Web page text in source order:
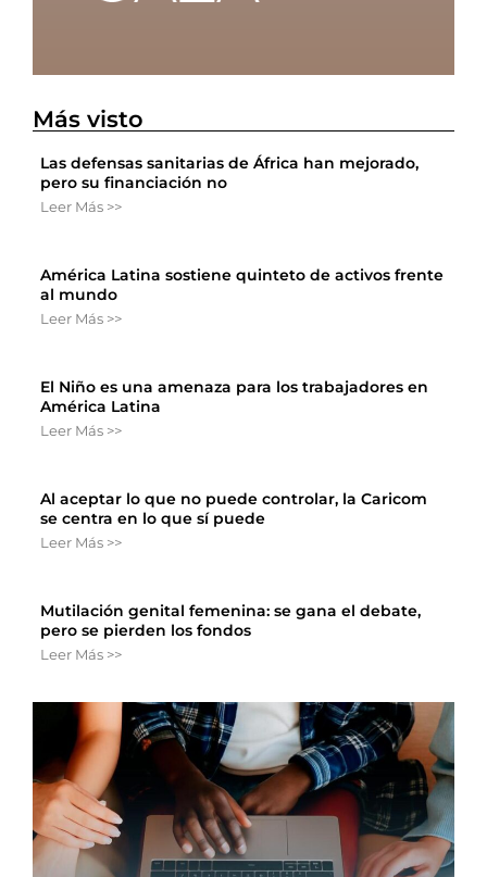
Más visto
Las defensas sanitarias de África han mejorado,
pero su financiación no
Leer Más >>
América Latina sostiene quinteto de activos frente
al mundo
Leer Más >>
El Niño es una amenaza para los trabajadores en
América Latina
Leer Más >>
Al aceptar lo que no puede controlar, la Caricom
se centra en lo que sí puede
Leer Más >>
Mutilación genital femenina: se gana el debate,
pero se pierden los fondos
Leer Más >>